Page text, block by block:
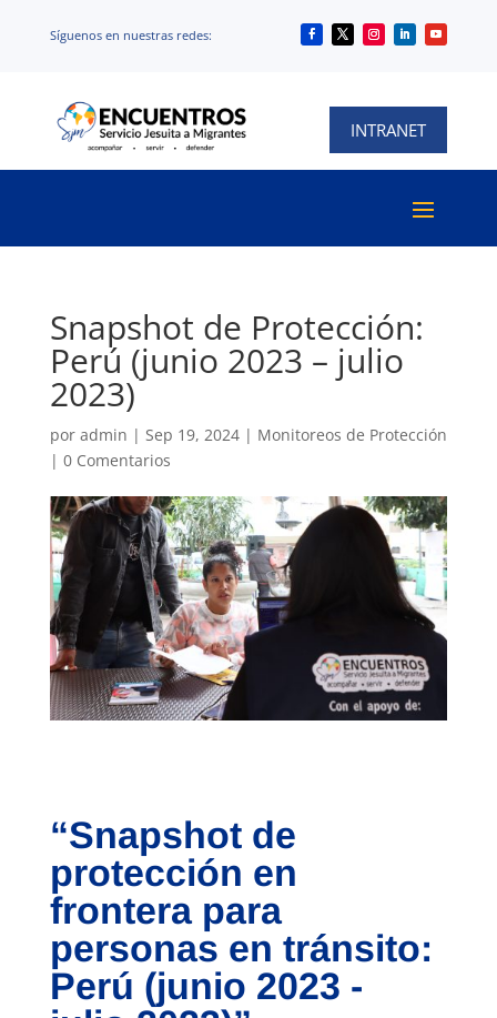
Síguenos en nuestras redes:
Síguenos en nuestras redes:
INTRANET
Snapshot de Protección:
Perú (junio 2023 – julio
2023)
por admin | Sep 19, 2024| Monitoreos de Protección
| 0 Comentarios
“Snapshot de
protección en
frontera para
personas en tránsito:
Perú (junio 2023 -